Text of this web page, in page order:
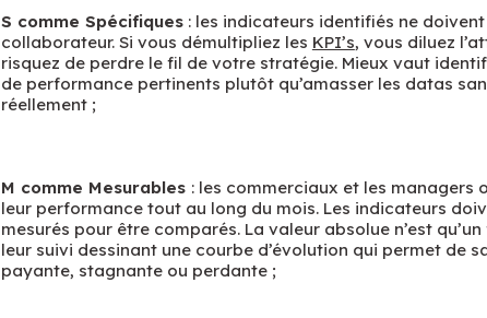
S comme Spécifiques: les indicateurs identifiés ne
collaborateur. Si vous démultipliez les KPI’s, vous diluez
risquez de perdre le fil de votre stratégie. Mieux vaut
de performance pertinents plutôt qu’amasser les datas
réellement ;
M comme Mesurables : les commerciaux et les managers
leur performance tout au long du mois. Les indicateurs
mesurés pour être comparés. La valeur absolue n’est
leur suivi dessinant une courbe d’évolution qui permet de
payante, stagnante ou perdante ;